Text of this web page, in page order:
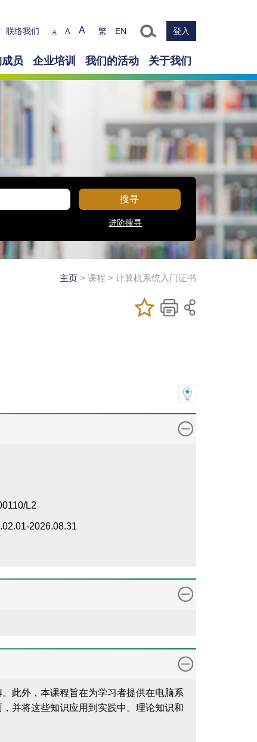
联络我们
Text size
A A A 繁 EN 登入
员 企业培训 我们的活动 关于我们
搜寻
进阶搜寻
主页 > 课程 > 计算机系统入门证书
加入/移除至我
喜爱的课程
儲存課程
列印
L2
2026.08.31
此外，本课程旨在为学习者提供在电脑系
并将这些知识应用到实践中。理论知识和